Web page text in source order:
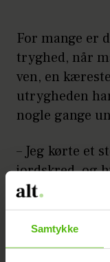
Samtykke
For mange er
tryghed, når
ven, en
utrygheden
nogle gange
– Jeg kørte et
jordskred, og
ikke kunne lide
uhyggelig
kørte en
tidspunkt,